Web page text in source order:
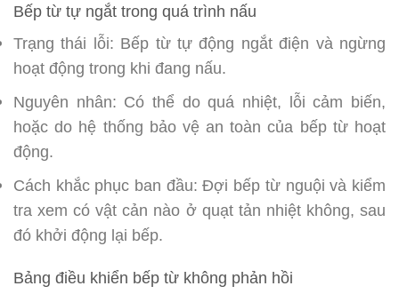
Bếp từ tự ngắt trong quá trình nấu
Trạng thái lỗi: Bếp từ tự động ngắt điện và ngừng
hoạt động trong khi đang nấu.
Nguyên nhân: Có thể do quá nhiệt, lỗi cảm biến,
hoặc do hệ thống bảo vệ an toàn của bếp từ hoạt
động.
Cách khắc phục ban đầu: Đợi bếp từ nguội và kiểm
tra xem có vật cản nào ở quạt tản nhiệt không, sau
đó khởi động lại bếp.
Bảng điều khiển bếp từ không phản hồi